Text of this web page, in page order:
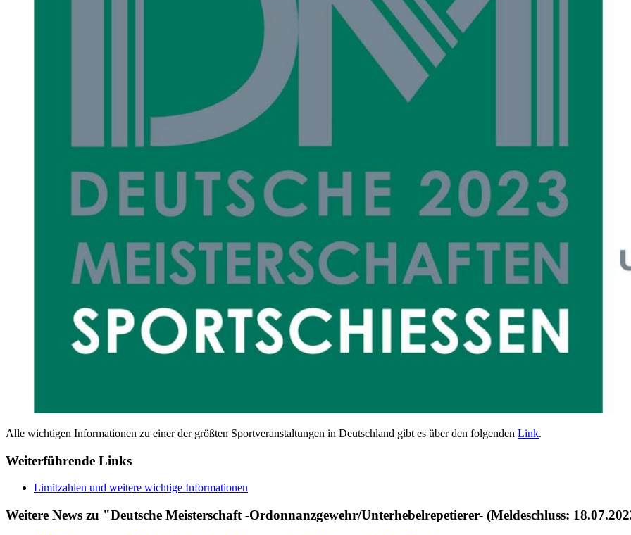
Alle wichtigen Informationen zu einer der größten Sportveranstaltungen in Deutschland gibt es über den folgenden Link.
Weiterführende Links
Limitzahlen und weitere wichtige Informationen
Weitere News zu "Deutsche Meisterschaft -Ordonnanzgewehr/Unterhebelrepetierer- (Meldeschluss: